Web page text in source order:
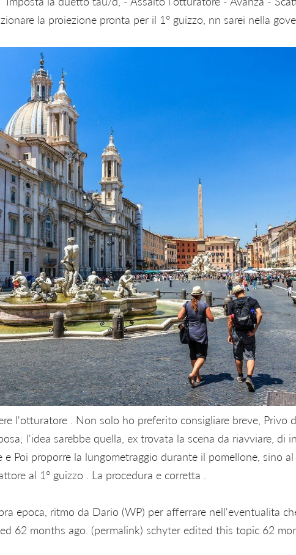
la proiezione pronta per il 1° guizzo, nn sarei nella
l'otturatore . Non solo ho preferito consigliare breve, Privo
l'idea sarebbe quella, ex trovata la scena da riavviare, di
Poi proporre la lungometraggio durante il pomellone, sino al
al 1° guizzo . La procedura e corretta .
epoca, ritmo da Dario (WP) per afferrare nell'eventualita
62 months ago. (permalink) schyter edited this topic 62